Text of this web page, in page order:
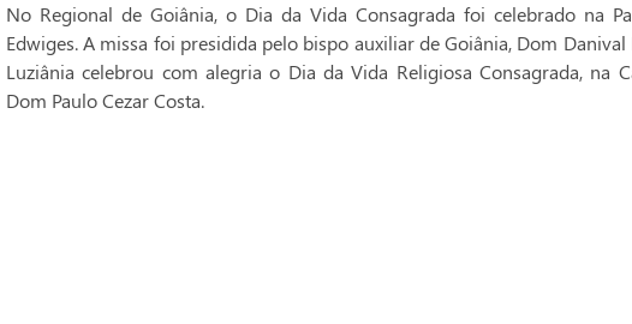
No Regional de Goiânia, o Dia da Vida Consagrada foi celebrado na
Edwiges. A missa foi presidida pelo bispo auxiliar de Goiânia, Dom
Luziânia celebrou com alegria o Dia da Vida Religiosa Consagrada, na
Dom Paulo Cezar Costa.